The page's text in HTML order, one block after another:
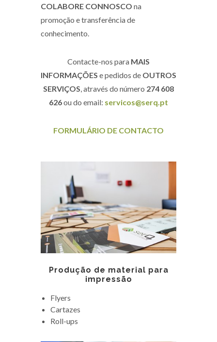
COLABORE CONNOSCO na
promoção e transferência de
conhecimento.
Contacte-nos para MAIS
INFORMAÇÕES e pedidos de OUTROS
SERVIÇOS, através do número 274 608
626ou do email: servicos@serq.pt
FORMULÁRIO DE CONTACTO
Produção de material para
impressão
Flyers
Cartazes
Roll-ups